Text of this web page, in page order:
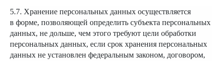
5.7. Хранение персональных данных осуществляется
в форме, позволяющей определить субъекта персональных
данных, не дольше, чем этого требуют цели обработки
персональных данных, если срок хранения персональных
данных не установлен федеральным законом, договором,